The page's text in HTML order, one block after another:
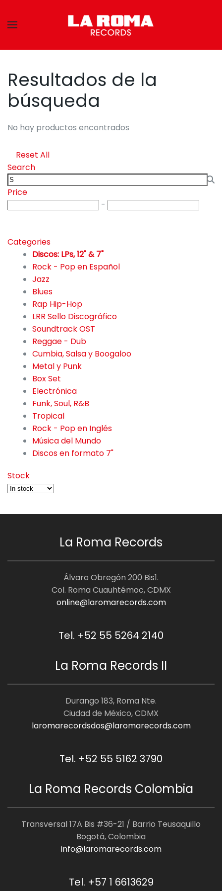
Skip to main content
Resultados de la
búsqueda
No hay productos encontrados
Reset All
Search
Price
-
Categories
Discos: LPs, 12" & 7"
Rock - Pop en Español
Jazz
Blues
Rap Hip-Hop
LRR Sello Discográfico
Soundtrack OST
Reggae - Dub
Cumbia, Salsa y Boogaloo
Metal y Punk
Box Set
Electrónica
Funk, Soul, R&B
Tropical
Rock - Pop en Inglés
Música del Mundo
Discos en formato 7"
Stock
La Roma Records
Álvaro Obregón 200 Bis1.
Col. Roma Cuauhtémoc, CDMX
online@laromarecords.com
Tel. +52 55 5264 2140
La Roma Records II
Durango 183, Roma Nte.
Ciudad de México, CDMX
laromarecordsdos@laromarecords.com
Tel. +52 55 5162 3790
La Roma Records Colombia
Transversal 17A Bis #36-21 / Barrio Teusaquillo
Bogotá, Colombia
info@laromarecords.com
Tel. +57 1 6613629